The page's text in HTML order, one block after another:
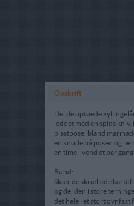
Opskrift
Del de optøede
leddet med en spids
plastpose, bland
en knude på posen og
en time - vend et par
Bund:
Skær de skrællede
og del den i store
det hele i et stort ovnfast